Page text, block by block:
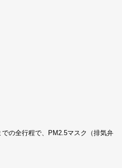
の全行程で、PM2.5マスク（排気弁